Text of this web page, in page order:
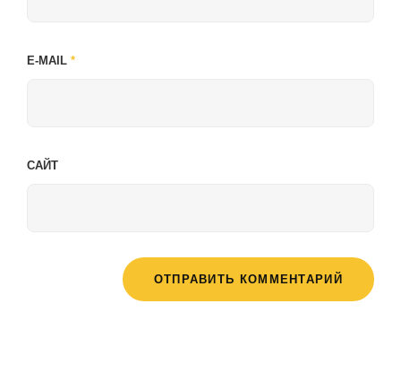
E-MAIL *
САЙТ